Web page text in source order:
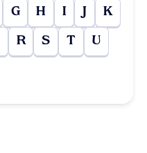
G H I J K
R S T U